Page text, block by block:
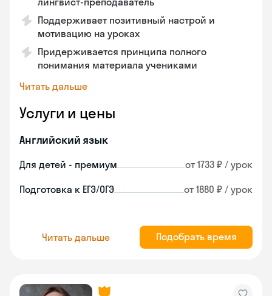
Поддерживает позитивный настрой и
мотивацию на уроках
Придерживается принципа полного
понимания материала учениками
Читать дальше
Услуги и цены
Английский язык
Для детей - премиум от 1733 ₽ / урок
Подготовка к ЕГЭ/ОГЭ от 1880 ₽ / урок
Читать дальше Подобрать время